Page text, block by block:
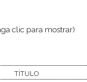
clic para mostrar)
TÍTULO